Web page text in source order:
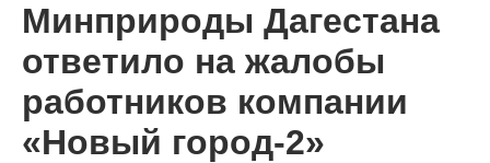
Минприроды Дагестана
ответило на жалобы
работников компании
«Новый город-2»